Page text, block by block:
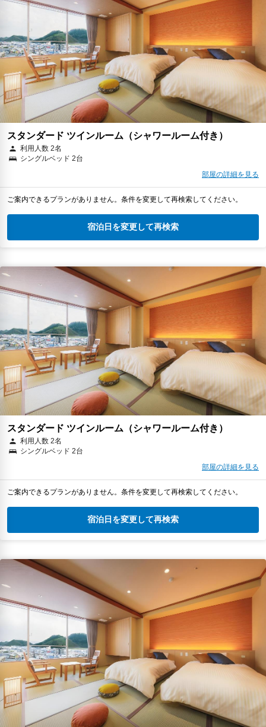
スタンダード ツインルーム（シャワールーム付き）
利用人数 2名
シングルベッド 2台
部屋の詳細を見る
ご案内できるプランがありません。条件を変更して再検索してください。
宿泊日を変更して再検索
スタンダード ツインルーム（シャワールーム付き）
利用人数 2名
シングルベッド 2台
部屋の詳細を見る
ご案内できるプランがありません。条件を変更して再検索してください。
宿泊日を変更して再検索